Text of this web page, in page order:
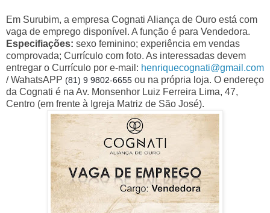
Em Surubim, a empresa Cognati Aliança de Ouro está com
vaga de emprego disponível. A função é para Vendedora.
Especifiações: sexo feminino; experiência em vendas
comprovada; Currículo com foto. As interessadas devem
entregar o Currículo por e-mail: henriquecognati@gmail.com
/ WahatsAPP (81) 9 9802-6655 ou na própria loja. O endereço
da Cognati é na Av. Monsenhor Luiz Ferreira Lima, 47,
Centro (em frente à Igreja Matriz de São José).